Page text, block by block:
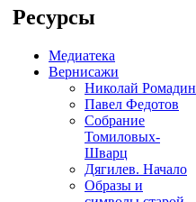
Ресурсы
Медиатека
Вернисажи
Николай Ромадин
Павел Федотов
Собрание
Томиловых-
Шварц
Дягилев. Начало
Образы и